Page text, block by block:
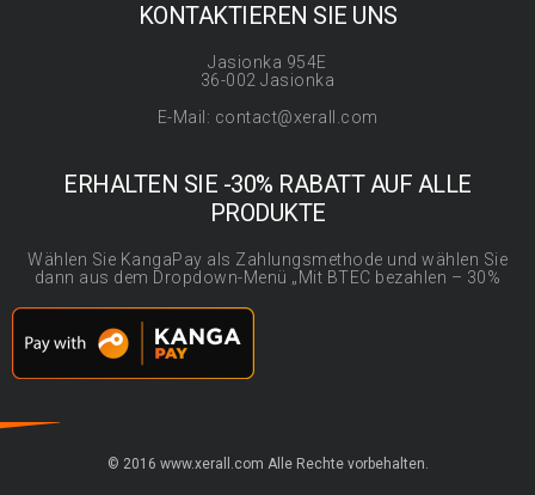
KONTAKTIEREN SIE UNS
Jasionka 954E
36-002 Jasionka
E-Mail: contact@xerall.com
ERHALTEN SIE -30% RABATT AUF ALLE
PRODUKTE
Wählen Sie KangaPay als Zahlungsmethode und wählen Sie
dann aus dem Dropdown-Menü „Mit BTEC bezahlen – 30%
© 2016 www.xerall.com Alle Rechte vorbehalten.